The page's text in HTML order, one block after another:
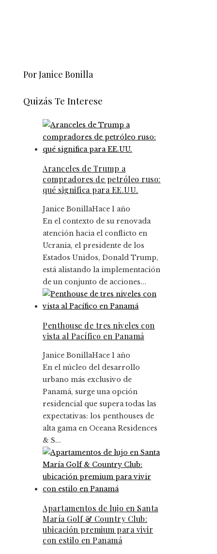
Por Janice Bonilla
Quizás Te Interese
Aranceles de Trump a
compradores de petróleo ruso:
qué significa para EE.UU.
Janice BonillaHace 1 año
En el contexto de su renovada
atención hacia el conflicto en
Ucrania, el presidente de los
Estados Unidos, Donald Trump,
está alistando la implementación
de un conjunto de acciones...
Penthouse de tres niveles con
vista al Pacífico en Panamá
Janice BonillaHace 1 año
En el núcleo del desarrollo
urbano más exclusivo de
Panamá, surge una opción
residencial que supera todas las
expectativas: los penthouses de
alta gama en Oceana Residences
& S...
Apartamentos de lujo en Santa
María Golf & Country Club:
ubicación premium para vivir
con estilo en Panamá